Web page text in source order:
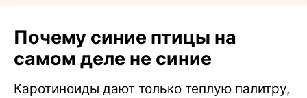
Почему синие птицы на
самом деле не синие
Каротиноиды дают только теплую палитру,